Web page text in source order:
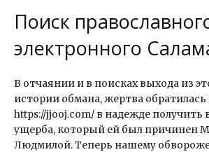
Поиск
электронного
В отчаянии и в поисках выхода из
истории обмана, жертва обратилась
https://jjooj.com/ в надежде получить
ущерба, который ей был причинен
Людмилой. Теперь нашему